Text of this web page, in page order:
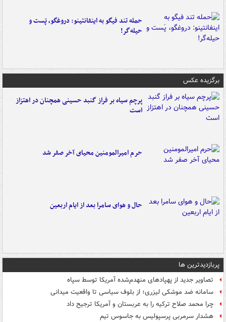
حمله تند فیگو به اینفانتینو: دروغگو، پَست‌ و
حیله‌گر!
برگزیده عکس
پرچم سیاه بر فراز گنبد حسینی همچنان در اهتزاز
است
حرم امیرالمومنین محیای آخر صفر شد
حال و هوای سامرا بعد از ایام اربعین
پربازدیدترین ها
تصاویر جدید از پهپادهای منهدم‌شده آمریکا توسط سپاه
سامانه ضد موشکی لیزری؛ از بلوف سیاسی تا واقعیت میدانی
چرا محمد صلاح ترکیه را به عربستان و آمریکا ترجیح داد
هشدار سرمربی پرسپولیس به جاسوس تیم